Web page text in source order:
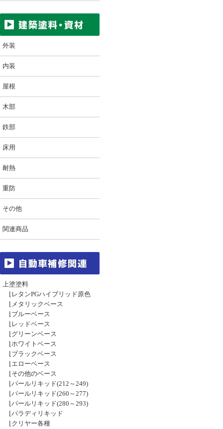
外装
内装
屋根
木部
鉄部
床用
耐熱
重防
その他
関連商品
上塗塗料
レタンPGハイブリッド原色
メタリックベース
ブルーベース
レッドベース
グリーンベース
ホワイトベース
ブラックベース
エローベース
その他のベース
パールリキッド(212～249)
パールリキッド(260～277)
パールリキッド(280～293)
パラディリキッド
クリヤー各種